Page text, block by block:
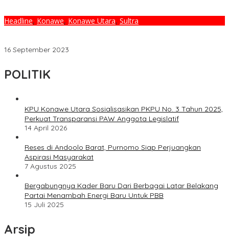
Headline, Konawe, Konawe Utara, Sultra
16 September 2023
POLITIK
KPU Konawe Utara Sosialisasikan PKPU No. 3 Tahun 2025,
Perkuat Transparansi PAW Anggota Legislatif
14 April 2026
Reses di Andoolo Barat, Purnomo Siap Perjuangkan
Aspirasi Masyarakat
7 Agustus 2025
Bergabungnya Kader Baru Dari Berbagai Latar Belakang
Partai Menambah Energi Baru Untuk PBB
15 Juli 2025
Arsip